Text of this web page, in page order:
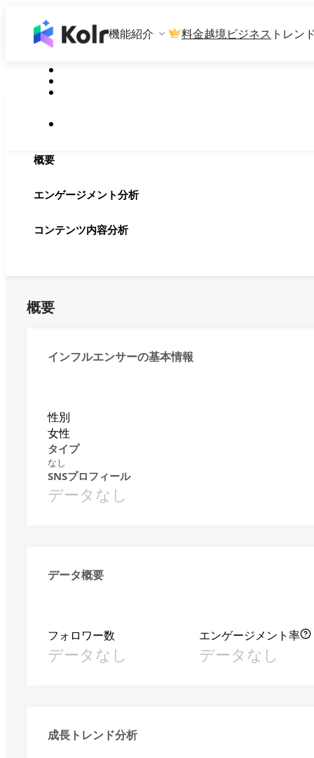
機能紹介 料金越境ビジネス トレン
概要
エンゲージメント分析
コンテンツ内容分析
概要
インフルエンサーの基本情報
性別
女性
タイプ
なし
SNSプロフィール
データなし
データ概要
フォロワー数
データなし
エンゲージメント率
データなし
成長トレンド分析